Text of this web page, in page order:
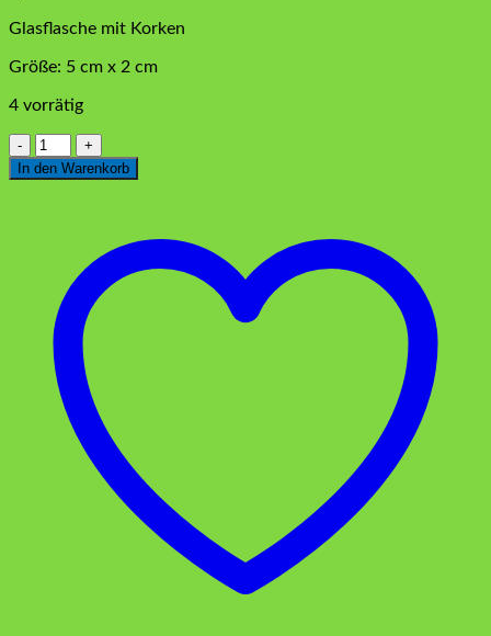
Glasflasche mit Korken
Größe: 5 cm x 2 cm
4 vorrätig
Glasflasche
(Henna)
Menge
In den Warenkorb